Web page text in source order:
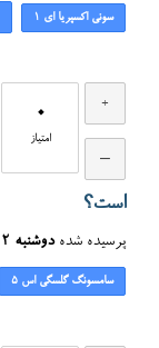
سونی اکسپریا ای ۱
0
امتیاز
است؟
پرسیده شده دوشنبه ۲ تیر ۱۳۹۳
سامسونگ گلسگی اس ۵